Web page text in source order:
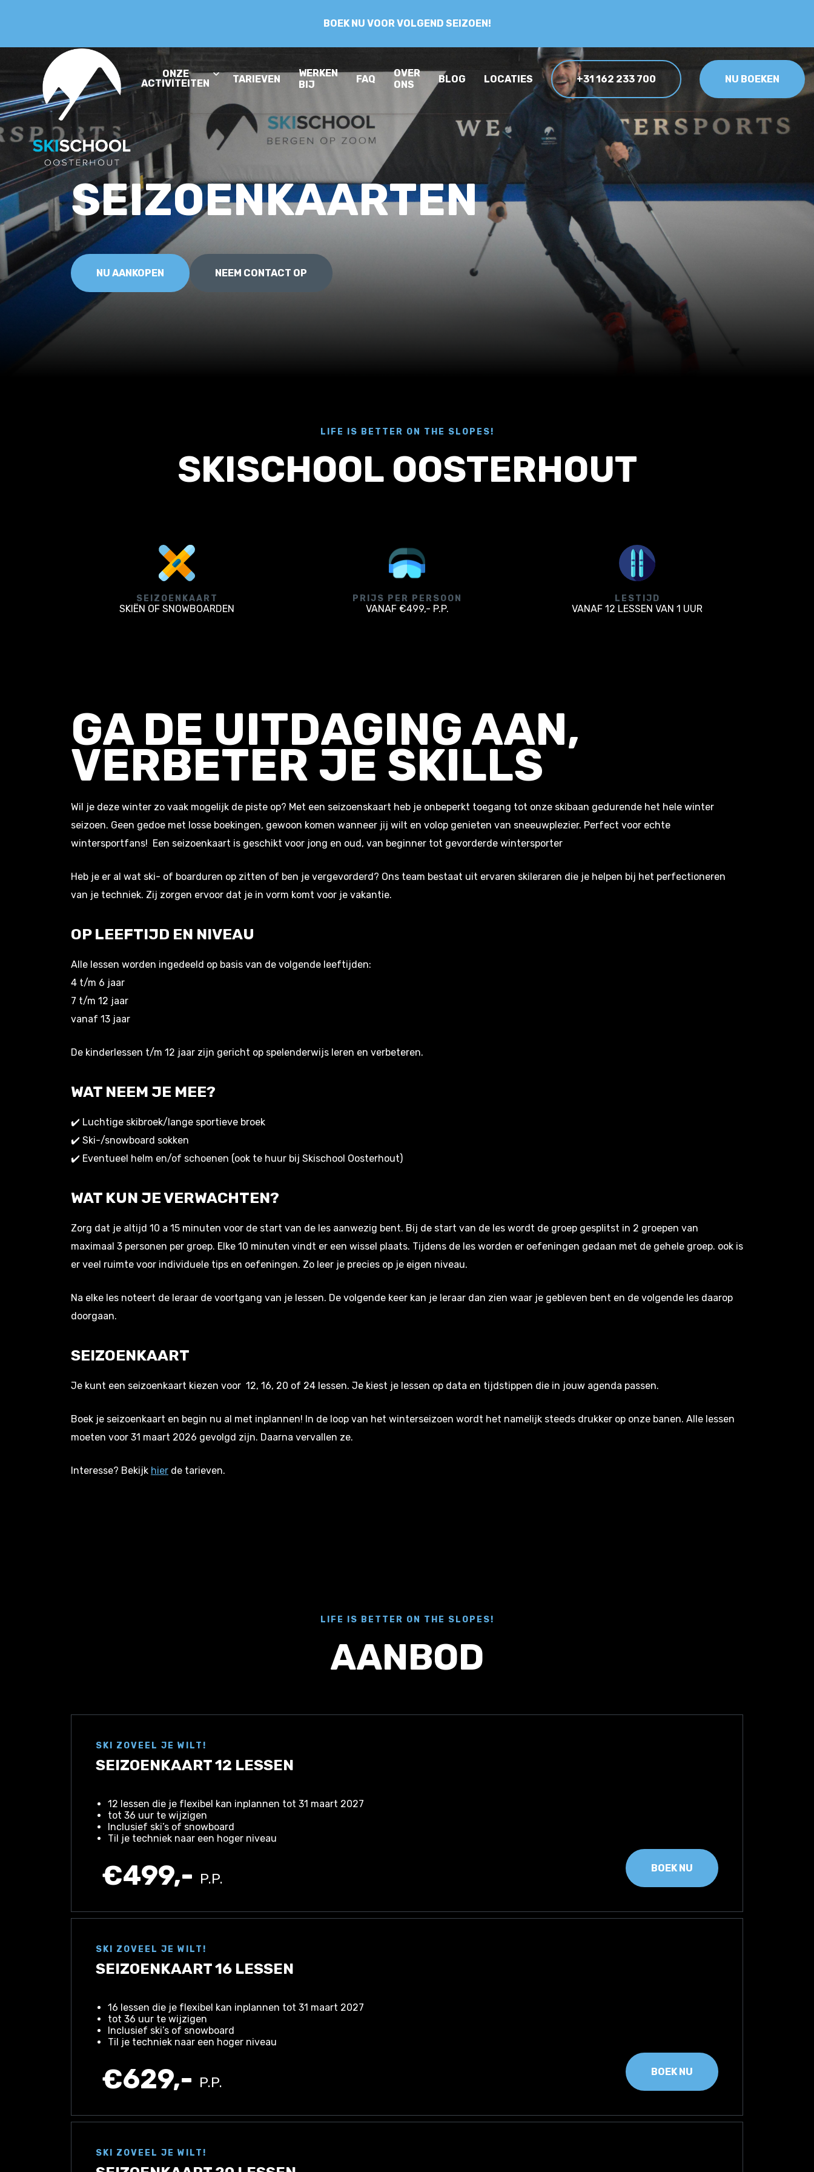
BOEK NU VOOR VOLGEND SEIZOEN!
ONZE
ACTIVITEITEN
TARIEVEN
WERKEN
BIJ
FAQ
OVER
ONS
BLOG LOCATIES +31 162 233 700 NU BOEKEN
SEIZOENKAARTEN
NU AANKOPEN NEEM CONTACT OP
LIFE IS BETTER ON THE SLOPES!
SKISCHOOL OOSTERHOUT
SEIZOENKAART
SKIËN OF SNOWBOARDEN
PRIJS PER PERSOON
VANAF €499,- P.P.
LESTIJD
VANAF 12 LESSEN VAN 1 UUR
GA DE UITDAGING AAN,
VERBETER JE SKILLS
Wil je deze winter zo vaak mogelijk de piste op? Met een seizoenskaart heb je onbeperkt toegang tot onze skibaan gedurende het hele winter
seizoen. Geen gedoe met losse boekingen, gewoon komen wanneer jij wilt en volop genieten van sneeuwplezier. Perfect voor echte
wintersportfans! Een seizoenkaart is geschikt voor jong en oud, van beginner tot gevorderde wintersporter
Heb je er al wat ski- of boarduren op zitten of ben je vergevorderd? Ons team bestaat uit ervaren skileraren die je helpen bij het perfectioneren
van je techniek. Zij zorgen ervoor dat je in vorm komt voor je vakantie.
OP LEEFTIJD EN NIVEAU
Alle lessen worden ingedeeld op basis van de volgende leeftijden:
4 t/m 6 jaar
7 t/m 12 jaar
vanaf 13 jaar
De kinderlessen t/m 12 jaar zijn gericht op spelenderwijs leren en verbeteren.
WAT NEEM JE MEE?
✔️ Luchtige skibroek/lange sportieve broek
✔️ Ski-/snowboard sokken
✔️ Eventueel helm en/of schoenen (ook te huur bij Skischool Oosterhout)
WAT KUN JE VERWACHTEN?
Zorg dat je altijd 10 a 15 minuten voor de start van de les aanwezig bent. Bij de start van de les wordt de groep gesplitst in 2 groepen van
maximaal 3 personen per groep. Elke 10 minuten vindt er een wissel plaats. Tijdens de les worden er oefeningen gedaan met de gehele groep. ook is
er veel ruimte voor individuele tips en oefeningen. Zo leer je precies op je eigen niveau.
Na elke les noteert de leraar de voortgang van je lessen. De volgende keer kan je leraar dan zien waar je gebleven bent en de volgende les daarop
doorgaan.
SEIZOENKAART
Je kunt een seizoenkaart kiezen voor 12, 16, 20 of 24 lessen. Je kiest je lessen op data en tijdstippen die in jouw agenda passen.
Boek je seizoenkaart en begin nu al met inplannen! In de loop van het winterseizoen wordt het namelijk steeds drukker op onze banen. Alle lessen
moeten voor 31 maart 2026 gevolgd zijn. Daarna vervallen ze.
Interesse? Bekijk hier de tarieven.
LIFE IS BETTER ON THE SLOPES!
AANBOD
SKI ZOVEEL JE WILT!
SEIZOENKAART 12 LESSEN
12 lessen die je flexibel kan inplannen tot 31 maart 2027
tot 36 uur te wijzigen
Inclusief ski’s of snowboard
Til je techniek naar een hoger niveau
€499,- P.P.
BOEK NU
SKI ZOVEEL JE WILT!
SEIZOENKAART 16 LESSEN
16 lessen die je flexibel kan inplannen tot 31 maart 2027
tot 36 uur te wijzigen
Inclusief ski’s of snowboard
Til je techniek naar een hoger niveau
€629,- P.P.
BOEK NU
SKI ZOVEEL JE WILT!